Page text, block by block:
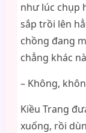
như lúc chụp
sắp trồi lên
chồng đang
chẳng khác
– Không,
Kiều Trang
xuống, rồi